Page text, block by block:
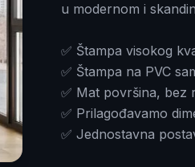
u modernom i
✅ Štampa visokog
✅ Štampa na PVC
✅ Mat površina, bez
✅ Prilagođavamo
✅ Jednostavna